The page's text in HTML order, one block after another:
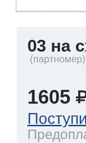
03 на
1605